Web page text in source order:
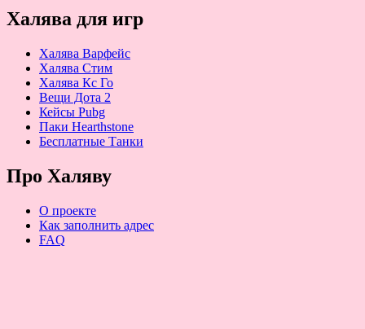
Халява для игр
Халява Варфейс
Халява Стим
Халява Кс Го
Вещи Дота 2
Кейсы Pubg
Паки Hearthstone
Бесплатные Танки
Про Халяву
О проекте
Как заполнить адрес
FAQ